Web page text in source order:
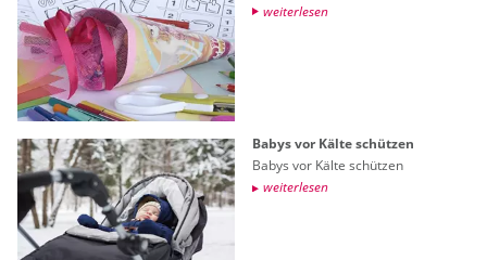
wei­ter­le­sen
Babys vor Kälte schüt­zen
Babys vor Kälte schüt­zen
wei­ter­le­sen